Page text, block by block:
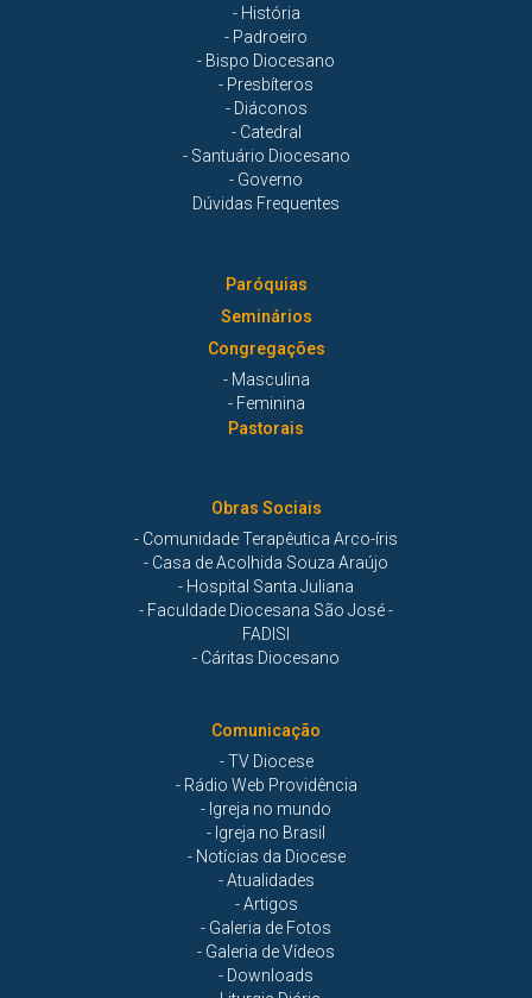
- História
- Padroeiro
- Bispo Diocesano
- Presbíteros
- Diáconos
- Catedral
- Santuário Diocesano
- Governo
Dúvidas Frequentes
Paróquias
Seminários
Congregações
- Masculina
- Feminina
Pastorais
Obras Sociais
- Comunidade Terapêutica Arco-íris
- Casa de Acolhida Souza Araújo
- Hospital Santa Juliana
- Faculdade Diocesana São José -
FADISI
- Cáritas Diocesano
Comunicação
- TV Diocese
- Rádio Web Providência
- Igreja no mundo
- Igreja no Brasil
- Notícias da Diocese
- Atualidades
- Artigos
- Galeria de Fotos
- Galeria de Vídeos
- Downloads